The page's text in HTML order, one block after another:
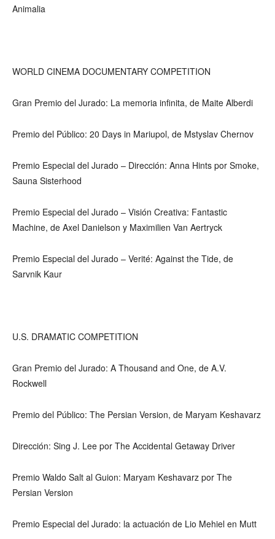
Animalia
WORLD CINEMA DOCUMENTARY COMPETITION
Gran Premio del Jurado: La memoria infinita, de Maite Alberdi
Premio del Público: 20 Days in Mariupol, de Mstyslav Chernov
Premio Especial del Jurado – Dirección: Anna Hints por Smoke,
Sauna Sisterhood
Premio Especial del Jurado – Visión Creativa: Fantastic
Machine, de Axel Danielson y Maximilien Van Aertryck
Premio Especial del Jurado – Verité: Against the Tide, de
Sarvnik Kaur
U.S. DRAMATIC COMPETITION
Gran Premio del Jurado: A Thousand and One, de A.V.
Rockwell
Premio del Público: The Persian Version, de Maryam Keshavarz
Dirección: Sing J. Lee por The Accidental Getaway Driver
Premio Waldo Salt al Guion: Maryam Keshavarz por The
Persian Version
Premio Especial del Jurado: la actuación de Lio Mehiel en Mutt